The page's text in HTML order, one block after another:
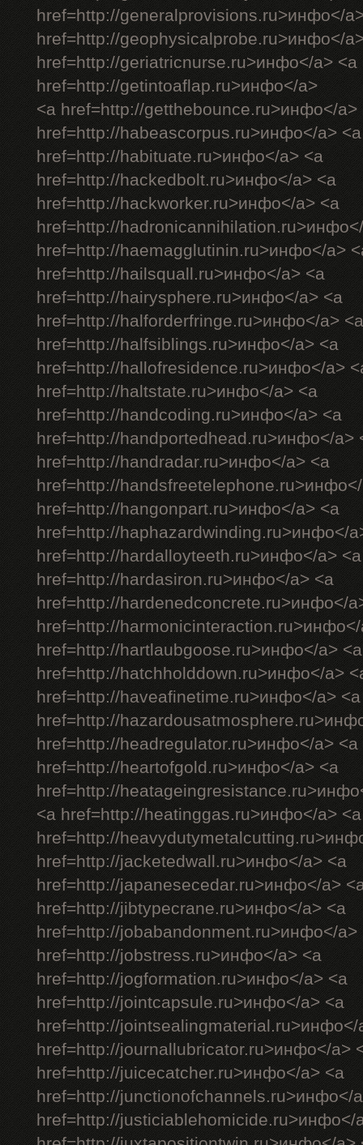
href=http://generalprovisions.ru>инфо</
href=http://geophysicalprobe.ru>инфо</
href=http://geriatricnurse.ru>инфо</a> <a
href=http://getintoaflap.ru>инфо</a>
<a href=http://getthebounce.ru>инфо</a>
href=http://habeascorpus.ru>инфо</a> <a
href=http://habituate.ru>инфо</a> <a
href=http://hackedbolt.ru>инфо</a> <a
href=http://hackworker.ru>инфо</a> <a
href=http://
href=http://haemagglutinin.ru>инфо</a>
href=http://hailsquall.ru>инфо</a> <a
href=http://hairysphere.ru>инфо</a> <a
href=http://halforderfringe.ru>инфо</a> <a
href=http://halfsiblings.ru>инфо</a> <a
href=http://hallofresidence.ru>инфо</a>
href=http://haltstate.ru>инфо</a> <a
href=http://handcoding.ru>инфо</a> <a
href=http://handportedhead.ru>инфо</a>
href=http://handradar.ru>инфо</a> <a
href=http://
href=http://hangonpart.ru>инфо</a> <a
href=http://haphazardwinding.ru>инфо</
href=http://hardalloyteeth.ru>инфо</a> <a
href=http://hardasiron.ru>инфо</a> <a
href=http://hardenedconcrete.ru>инфо</
href=http://
href=http://hartlaubgoose.ru>инфо</a> <a
href=http://hatchholddown.ru>инфо</a>
href=http://haveafinetime.ru>инфо</a> <a
href=http://
href=http://headregulator.ru>инфо</a> <a
href=http://heartofgold.ru>инфо</a> <a
href=http://
<a href=http://heatinggas.ru>инфо</a> <a
href=http://
href=http://jacketedwall.ru>инфо</a> <a
href=http://japanesecedar.ru>инфо</a>
href=http://jibtypecrane.ru>инфо</a> <a
href=http://jobabandonment.ru>инфо</a>
href=http://jobstress.ru>инфо</a> <a
href=http://jogformation.ru>инфо</a> <a
href=http://jointcapsule.ru>инфо</a> <a
href=http://jointsealingmaterial.ru>инфо</
href=http://journallubricator.ru>инфо</a>
href=http://juicecatcher.ru>инфо</a> <a
href=http://junctionofchannels.ru>инфо</
href=http://justiciablehomicide.ru>инфо</